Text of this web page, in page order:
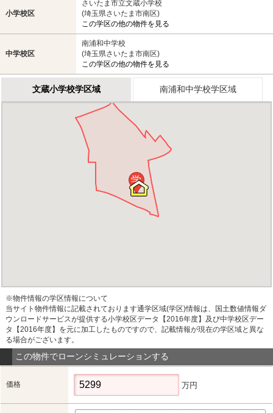
小学校区
さいたま市立文蔵小学校
(埼玉県さいたま市南区)
この学区の他の物件を見る
中学校区
南浦和中学校
(埼玉県さいたま市南区)
この学区の他の物件を見る
文蔵小学校学区域 南浦和中学校学区域
学
※物件情報の学区情報について
当サイト物件情報に記載されております通学区域(学区)情報は、国土数値情報ダ
ウンロードサービスが提供する小学校区データ【2016年度】及び中学校区デー
タ【2016年度】を元に加工したものですので、記載情報が現在の学区域と異な
る場合がございます。
この物件でローンシミュレーションする
価格 万円